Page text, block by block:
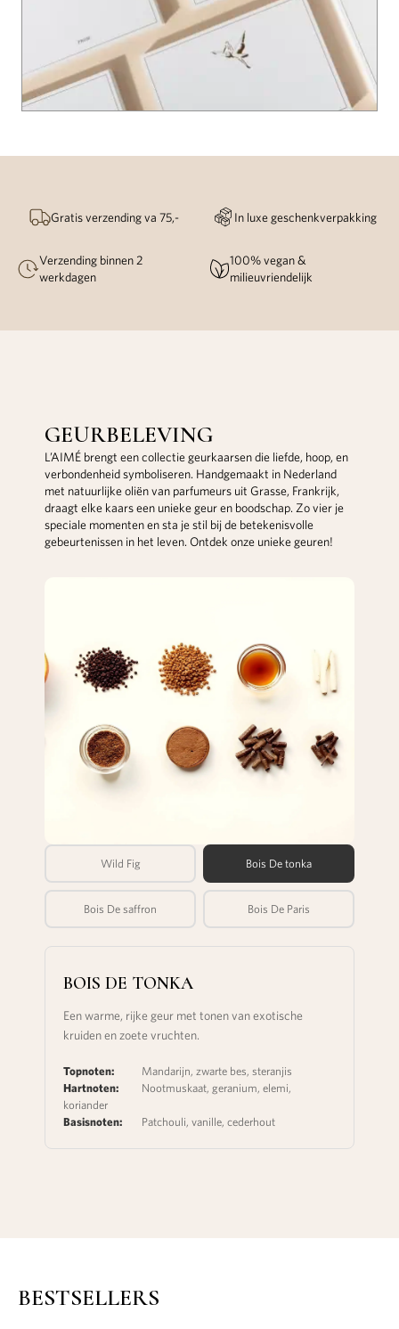
Gratis verzending va 75,- In luxe geschenkverpakking
Verzending binnen 2
werkdagen
100% vegan &
milieuvriendelijk
GEURBELEVING
L’AIMÉ brengt een collectie geurkaarsen die liefde, hoop, en
verbondenheid symboliseren. Handgemaakt in Nederland
met natuurlijke oliën van parfumeurs uit Grasse, Frankrijk,
draagt elke kaars een unieke geur en boodschap. Zo vier je
speciale momenten en sta je stil bij de betekenisvolle
gebeurtenissen in het leven. Ontdek onze unieke geuren!
Wild Fig Bois De tonka
Bois De saffron Bois De Paris
BOIS DE TONKA
Een warme, rijke geur met tonen van exotische
kruiden en zoete vruchten.
Topnoten:
Mandarijn, zwarte bes, steranjis
Hartnoten:
Nootmuskaat, geranium, elemi,
koriander
Basisnoten:
Patchouli, vanille, cederhout
BESTSELLERS